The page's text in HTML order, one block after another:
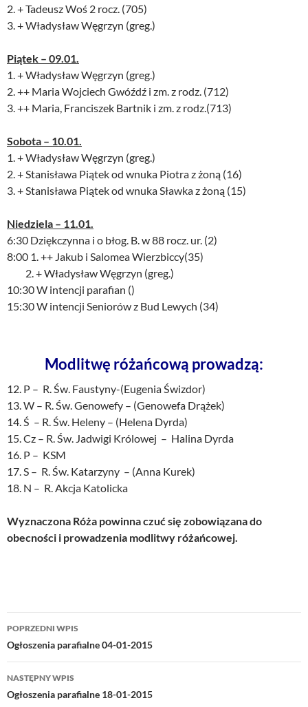
2. + Tadeusz Woś 2 rocz. (705)
3. + Władysław Węgrzyn (greg.)
Piątek – 09.01.
1. + Władysław Węgrzyn (greg.)
2. ++ Maria Wojciech Gwóźdź i zm. z rodz. (712)
3. ++ Maria, Franciszek Bartnik i zm. z rodz.(713)
Sobota – 10.01.
1. + Władysław Węgrzyn (greg.)
2. + Stanisława Piątek od wnuka Piotra z żoną (16)
3. + Stanisława Piątek od wnuka Sławka z żoną (15)
Niedziela – 11.01.
6:30 Dziękczynna i o błog. B. w 88 rocz. ur. (2)
8:00 1. ++ Jakub i Salomea Wierzbiccy(35)
2. + Władysław Węgrzyn (greg.)
10:30 W intencji parafian ()
15:30 W intencji Seniorów z Bud Lewych (34)
Modlitwę różańcową prowadzą:
12. P – R. Św. Faustyny-(Eugenia Świzdor)
13. W – R. Św. Genowefy – (Genowefa Drążek)
14. Ś – R. Św. Heleny – (Helena Dyrda)
15. Cz – R. Św. Jadwigi Królowej – Halina Dyrda
16. P – KSM
17. S – R. Św. Katarzyny – (Anna Kurek)
18. N – R. Akcja Katolicka
Wyznaczona Róża powinna czuć się zobowiązana do
obecności i prowadzenia modlitwy różańcowej.
Nawigacja
wpisu
POPRZEDNI WPIS
Ogłoszenia parafialne 04-01-2015
NASTĘPNY WPIS
Ogłoszenia parafialne 18-01-2015